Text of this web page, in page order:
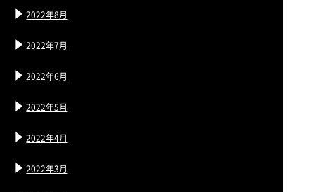
2022年8月
2022年7月
2022年6月
2022年5月
2022年4月
2022年3月